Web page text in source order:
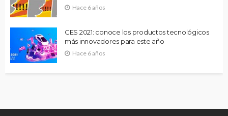
Hace 6 años
CES 2021: conoce los productos tecnológicos
más innovadores para este año
Hace 6 años